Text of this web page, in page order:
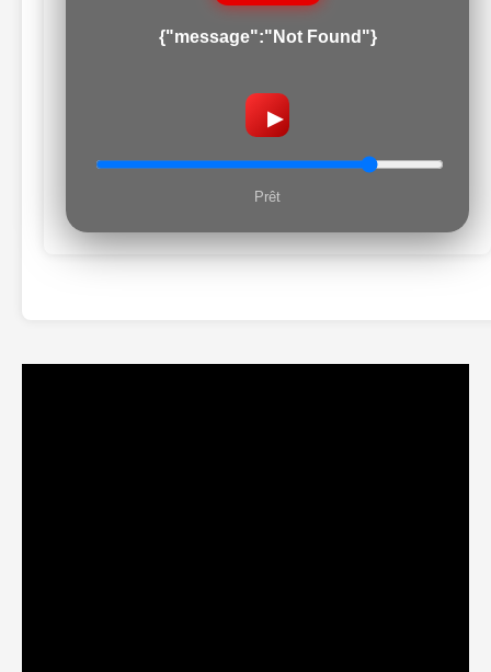
{"message":"Not Found"}
▶
Prêt